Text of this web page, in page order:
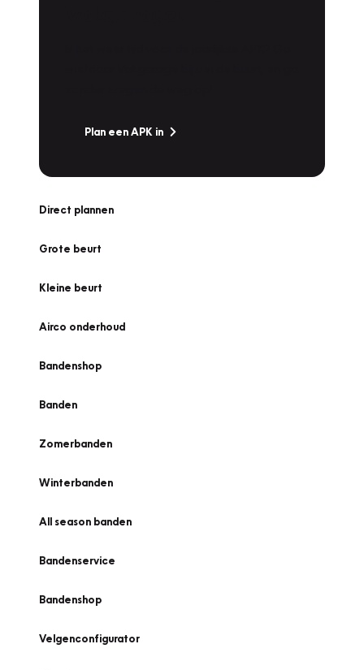
Plan een APK in
Direct plannen
Grote beurt
Kleine beurt
Airco onderhoud
Bandenshop
Banden
Zomerbanden
Winterbanden
All season banden
Bandenservice
Bandenshop
Velgenconfigurator